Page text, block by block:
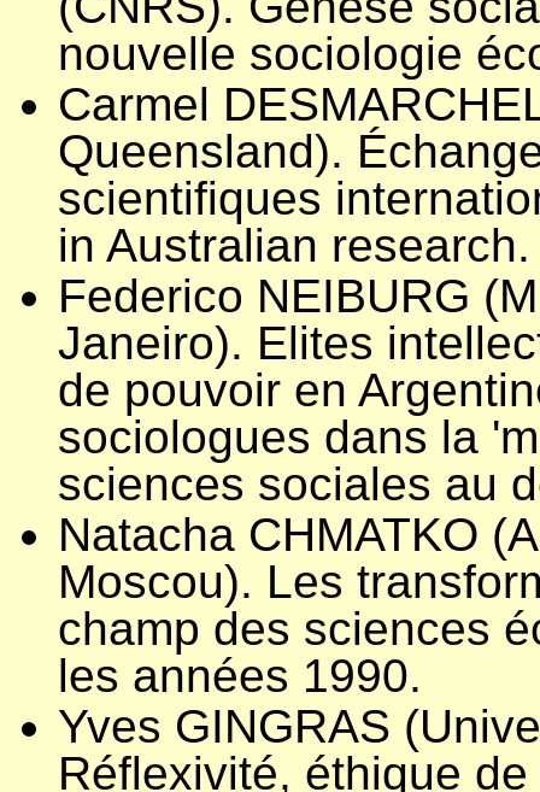
nouvelle sociologie
Carmel
Queensland).
scientifiques
in Australian
Federico NEIBURG
Janeiro). Elites
de pouvoir en
sociologues dans la
sciences sociales au
Natacha CHMATKO
Moscou). Les
champ des sciences
les années 1990.
Yves GINGRAS
Réflexivité, éthique de